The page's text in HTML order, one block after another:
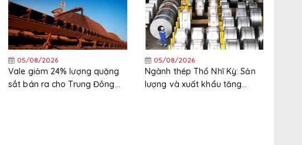
05/08/2026
Vale giảm 24% lượng quặng
sắt bán ra cho Trung Đông
05/08/2026
Ngành thép Thổ Nhĩ Kỳ: Sản
lượng và xuất khẩu tăng